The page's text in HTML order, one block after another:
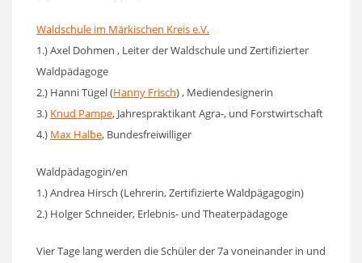
Waldschule im Märkischen Kreis e.V.
1.) Axel Dohmen , Leiter der Waldschule und Zertifizierter
Waldpädagoge
2.) Hanni Tügel (Hanny Frisch) , Mediendesignerin
3.) Knud Pampe, Jahrespraktikant Agra-, und Forstwirtschaft
4.) Max Halbe, Bundesfreiwilliger
Waldpädagogin/en
1.) Andrea Hirsch (Lehrerin, Zertifizierte Waldpägagogin)
2.) Holger Schneider, Erlebnis- und Theaterpädagoge
Vier Tage lang werden die Schüler der 7a voneinander in und